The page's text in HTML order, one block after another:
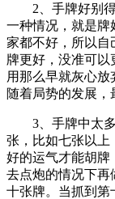
2、手牌好别得
一种情况，就是牌
家都不好，所以自
牌更好，没准可以
用那么早就灰心
随着局势的发展，
3、手牌中太多
张，比如七张以上
好的运气才能胡牌
去点炮的情况下再
十张牌。当抓到第